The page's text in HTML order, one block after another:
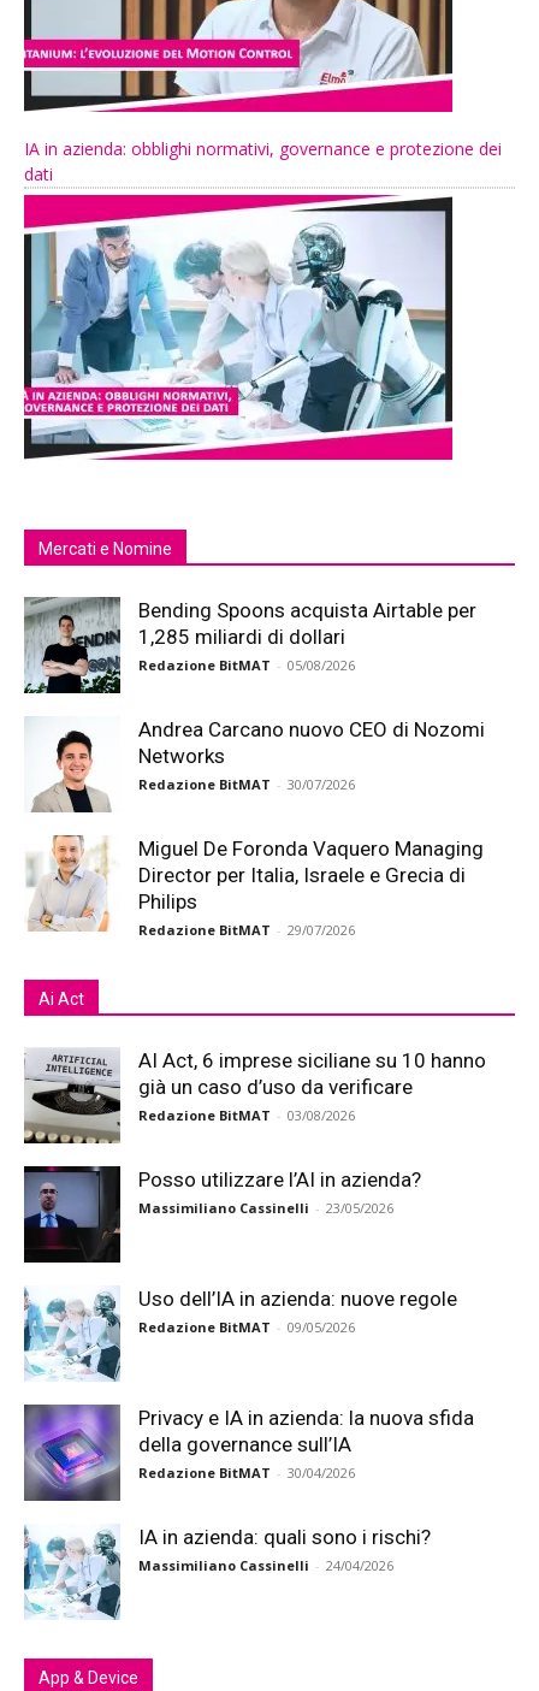
IA in azienda: obblighi normativi, governance e protezione dei
dati
Mercati e Nomine
Bending Spoons acquista Airtable per
1,285 miliardi di dollari
Redazione BitMAT - 05/08/2026
Andrea Carcano nuovo CEO di Nozomi
Networks
Redazione BitMAT - 30/07/2026
Miguel De Foronda Vaquero Managing
Director per Italia, Israele e Grecia di
Philips
Redazione BitMAT - 29/07/2026
Ai Act
AI Act, 6 imprese siciliane su 10 hanno
già un caso d’uso da verificare
Redazione BitMAT - 03/08/2026
Posso utilizzare l’AI in azienda?
Massimiliano Cassinelli - 23/05/2026
Uso dell’IA in azienda: nuove regole
Redazione BitMAT - 09/05/2026
Privacy e IA in azienda: la nuova sfida
della governance sull’IA
Redazione BitMAT - 30/04/2026
IA in azienda: quali sono i rischi?
Massimiliano Cassinelli - 24/04/2026
App & Device